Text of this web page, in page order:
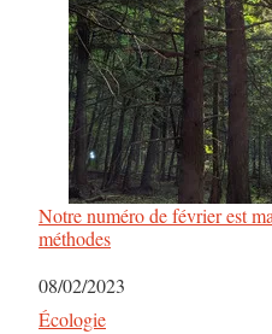
Notre numéro de février est
méthodes
Date
08/02/2023
Par rapport à
Écologie